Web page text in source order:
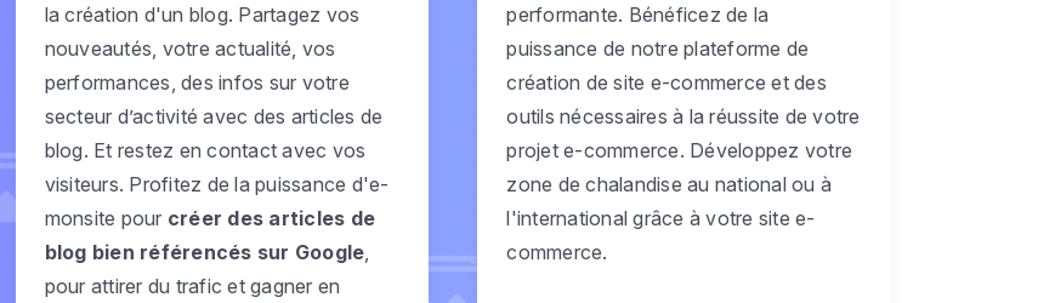
la création d'un blog. Partagez vos
nouveautés, votre actualité, vos
performances, des infos sur votre
secteur d’activité avec des articles de
blog. Et restez en contact avec vos
visiteurs. Profitez de la puissance d'e-
monsite pour créer des articles de
blog bien référencés sur Google
pour attirer du trafic et gagner en
performante. Bénéficez de la
puissance de notre plateforme de
création de site e-commerce et des
outils nécessaires à la réussite de votre
projet e-commerce. Développez votre
zone de chalandise au national ou à
l'international grâce à votre site e-
commerce.